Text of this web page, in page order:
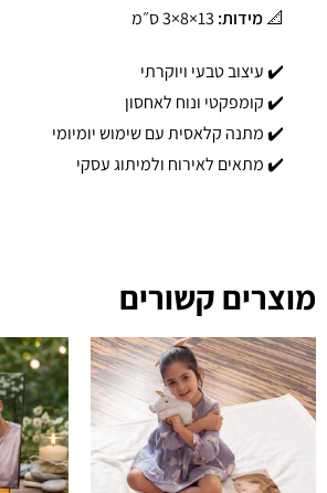
📐מידות:
✔️ עיצוב טבעי ויוקרתי
✔️ קומפקטי ונוח לאחסון
✔️ מתנה קלאסית עם שימוש יומיומי
✔️ מתאים לאירוח ולמיתוג עסקי
מוצרים קשורים